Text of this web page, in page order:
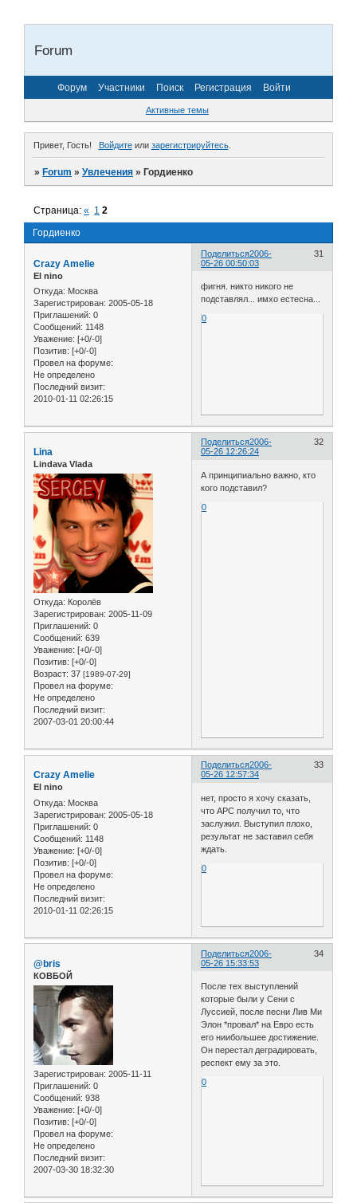
Forum
Форум Участники Поиск Регистрация Войти
Активные темы
Привет, Гость! Войдитеили зарегистрируйтесь.
»Forum »Увлечения »Гордиенко
Гордиенко
Страница:« 1 2
Поделиться 31
2006-
05-26 00:50:03
Crazy Amelie
El nino
Откуда: Москва
Зарегистрирован: 2005-05-18
Приглашений: 0
Сообщений: 1148
Уважение: [+0/-0]
Позитив: [+0/-0]
Провел на форуме:
Не определено
Последний визит:
2010-01-11 02:26:15
фигня. никто никого не
подставлял... имхо естесна...
0
Поделиться 32
2006-
05-26 12:26:24
Lina
Lindava Vlada
Откуда: Королёв
Зарегистрирован: 2005-11-09
Приглашений: 0
Сообщений: 639
Уважение: [+0/-0]
Позитив: [+0/-0]
Возраст: 37 [1989-07-29]
Провел на форуме:
Не определено
Последний визит:
2007-03-01 20:00:44
А принципиально важно, кто
кого подставил?
0
Поделиться 33
2006-
05-26 12:57:34
Crazy Amelie
El nino
Откуда: Москва
Зарегистрирован: 2005-05-18
Приглашений: 0
Сообщений: 1148
Уважение: [+0/-0]
Позитив: [+0/-0]
Провел на форуме:
Не определено
Последний визит:
2010-01-11 02:26:15
нет, просто я хочу сказать,
что АРС получил то, что
заслужил. Выступил плохо,
результат не заставил себя
ждать.
0
Поделиться 34
2006-
05-26 15:33:53
@bris
КОВБОЙ
Зарегистрирован: 2005-11-11
Приглашений: 0
Сообщений: 938
Уважение: [+0/-0]
Позитив: [+0/-0]
Провел на форуме:
Не определено
Последний визит:
2007-03-30 18:32:30
После тех выступлений
которые были у Сени с
Луссией, после песни Лив Ми
Элон *провал* на Евро есть
его ниибольшее достижение.
Он перестал деградировать,
респект ему за это.
0